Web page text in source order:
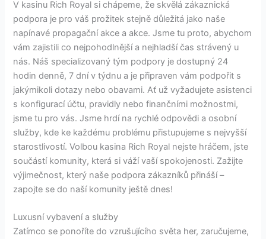
V kasinu Rich Royal si chápeme, že skvělá zákaznická
podpora je pro váš prožitek stejně důležitá jako naše
napínavé propagační akce a akce. Jsme tu proto, abychom
vám zajistili co nejpohodlnější a nejhladší čas strávený u
nás. Náš specializovaný tým podpory je dostupný 24
hodin denně, 7 dní v týdnu a je připraven vám podpořit s
jakýmikoli dotazy nebo obavami. Ať už vyžadujete asistenci
s konfigurací účtu, pravidly nebo finančními možnostmi,
jsme tu pro vás. Jsme hrdí na rychlé odpovědi a osobní
služby, kde ke každému problému přistupujeme s nejvyšší
starostlivostí. Volbou kasina Rich Royal nejste hráčem, jste
součástí komunity, která si váží vaší spokojenosti. Zažijte
výjimečnost, který naše podpora zákazníků přináší –
zapojte se do naší komunity ještě dnes!
Luxusní vybavení a služby
Zatímco se ponoříte do vzrušujícího světa her, zaručujeme,